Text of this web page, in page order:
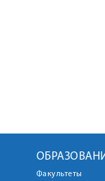
Факультеты